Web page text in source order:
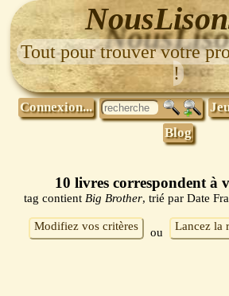
Tout pour trouver votre
!
Connexion...
Blog
10 livres correspondent à
tag contient Big Brother, trié par Date
Modifiez vos critères ou Lancez la